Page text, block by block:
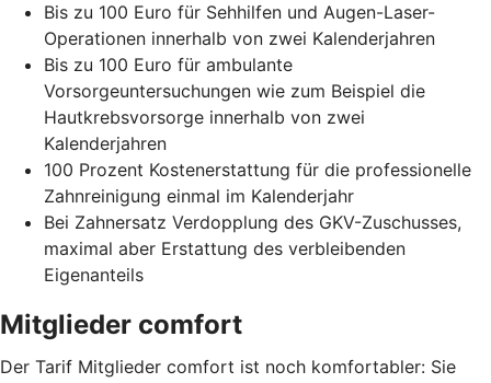
Bis zu 100 Euro für Sehhilfen und Augen-Laser-
Operationen innerhalb von zwei Kalenderjahren
Bis zu 100 Euro für ambulante
Vorsorgeuntersuchungen wie zum Beispiel die
Hautkrebsvorsorge innerhalb von zwei
Kalenderjahren
100 Prozent Kostenerstattung für die professionelle
Zahnreinigung einmal im Kalenderjahr
Bei Zahnersatz Verdopplung des GKV-Zuschusses,
maximal aber Erstattung des verbleibenden
Eigenanteils
Mitglieder comfort
Der Tarif Mitglieder comfort ist noch komfortabler: Sie